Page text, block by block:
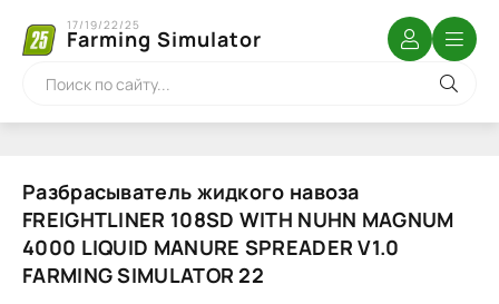
Farming Simulator
17/19/22/25
Разбрасыватель жидкого навоза
FREIGHTLINER 108SD WITH NUHN MAGNUM
4000 LIQUID MANURE SPREADER V1.0
FARMING SIMULATOR 22